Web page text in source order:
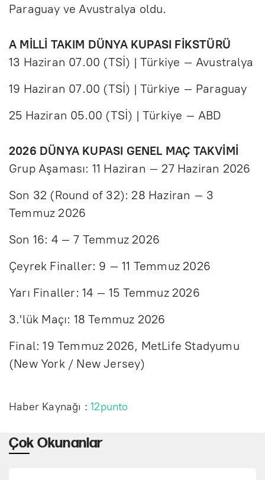
Paraguay ve Avustralya oldu.
A MİLLİ TAKIM DÜNYA KUPASI FİKSTÜRÜ
13 Haziran 07.00 (TSİ) | Türkiye – Avustralya
19 Haziran 07.00 (TSİ) | Türkiye – Paraguay
25 Haziran 05.00 (TSİ) | Türkiye – ABD
2026 DÜNYA KUPASI GENEL MAÇ TAKVİMİ
Grup Aşaması: 11 Haziran – 27 Haziran 2026
Son 32 (Round of 32): 28 Haziran – 3
Temmuz 2026
Son 16: 4 – 7 Temmuz 2026
Çeyrek Finaller: 9 – 11 Temmuz 2026
Yarı Finaller: 14 – 15 Temmuz 2026
3.'lük Maçı: 18 Temmuz 2026
Final: 19 Temmuz 2026, MetLife Stadyumu
(New York / New Jersey)
Haber Kaynağı :12punto
Çok Okunanlar